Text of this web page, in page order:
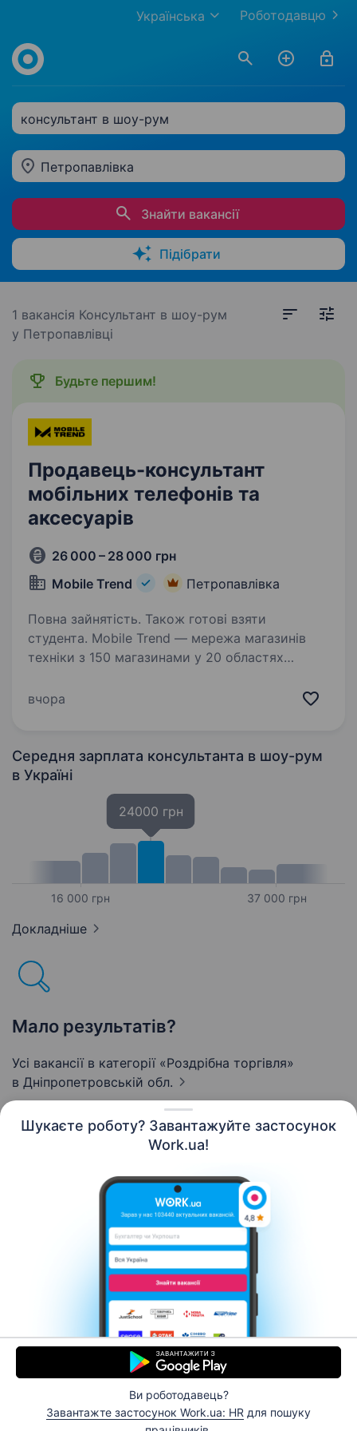
Шукаєте роботу? Завантажуйте застосунок
Work.ua!
Ви роботодавець?
Завантажте застосунок Work.ua: HR для пошуку
Роботодавцю
Українська
консультант в шоу-рум
Петропавлівка
Знайти вакансії
Підібрати
1 вакансія Консультант в шоу-рум
у Петропавлівці
Будьте першим!
Продавець-консультант
мобільних телефонів та
аксесуарів
26 000 – 28 000 грн
Mobile Trend
Петропавлівка
Повна зайнятість. Також готові взяти
студента. Mobile Trend — мережа магазинів
техніки з 150 магазинами у 20 областях
Більше про нас — mobiletrend.com
вчора
Середня зарплата консультанта в шоу-рум
в Україні
16 000 грн
24000 грн
37 000 грн
Докладніше
Мало результатів?
Усі вакансії в категорії «Роздрібна торгівля»
в Дніпропетровській обл.
Контакти Про нас
Кар’єра
Допомога Умови використання
© 2006–2026 Work.ua. Сервіс пошуку роботи №1 в